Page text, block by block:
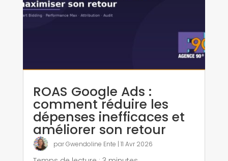
ROAS Google Ads :
comment réduire les
dépenses inefficaces et
améliorer son retour
parGwendoline Ente | 11 Avr 2026